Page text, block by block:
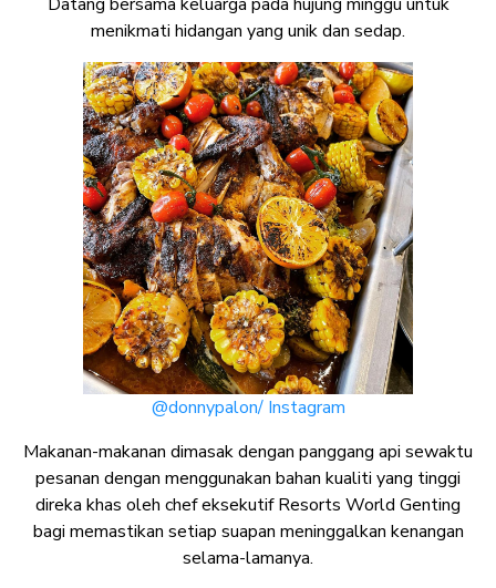
menikmati hidangan yang unik dan sedap.
@donnypalon/ Instagram
Makanan-makanan dimasak dengan panggang api sewaktu
pesanan dengan menggunakan bahan kualiti yang tinggi
direka khas oleh chef eksekutif Resorts World Genting
bagi memastikan setiap suapan meninggalkan kenangan
selama-lamanya.